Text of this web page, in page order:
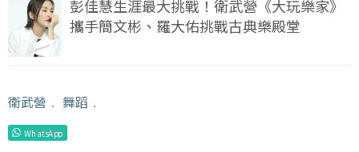
彭佳慧生涯最大挑戰！衛武營《大玩樂家》
攜手簡文彬、羅大佑挑戰古典樂殿堂
衛武營 ﹒ 舞蹈 ﹒
WhatsApp